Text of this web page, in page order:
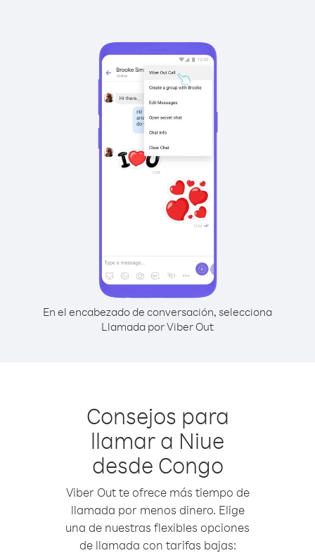
En el encabezado de conversación, selecciona
Llamada por Viber Out
Consejos para
llamar a Niue
desde Congo
Viber Out te ofrece más tiempo de
llamada por menos dinero. Elige
una de nuestras flexibles opciones
de llamada con tarifas bajas: